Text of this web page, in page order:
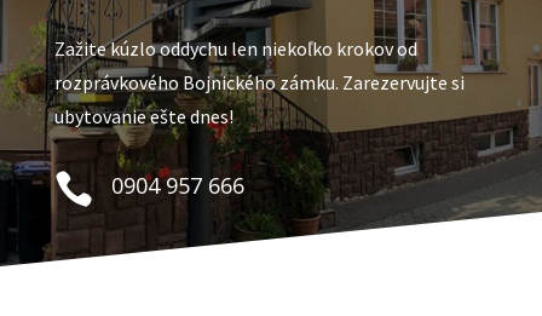
Zažite kúzlo oddychu len niekoľko krokov od
rozprávkového Bojnického zámku. Zarezervujte si
ubytovanie ešte dnes!
 0904 957 666